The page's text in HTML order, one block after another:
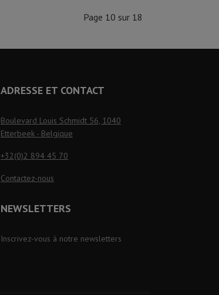
Page 10 sur 18
ADRESSE ET CONTACT
Boulevard Louis Schmidt 56, 1040
Etterbeek - Belgique
+32(0)2 894 45 70
Contactez-nous
NEWSLETTERS
Inscrivez-vous à notre newsletters